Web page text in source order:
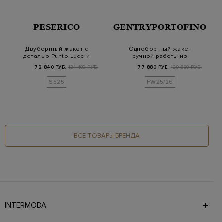
PESERICO
Двубортный жакет с
деталью Punto Luce и
72 840 РУБ. 121 400 РУБ.
SS25
GENTRYPORTOFINO
Однобортный жакет
ручной работы из
77 880 РУБ. 129 800 РУБ.
FW25/26
ВСЕ ТОВАРЫ БРЕНДА
INTERMODA